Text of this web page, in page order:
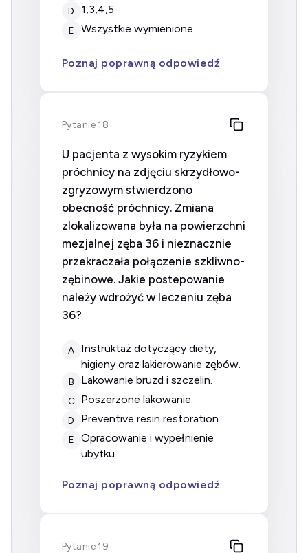
D 1,3,4,5
E wszystkie wymienione.
Poznaj poprawną odpowiedź
Pytanie 18
U pacjenta z wysokim ryzykiem
próchnicy na zdjęciu skrzydłowo-
zgryzowym stwierdzono
obecność próchnicy. Zmiana
zlokalizowana była na powierzchni
mezjalnej zęba 36 i nieznacznie
przekraczała połączenie szkliwno-
zębinowe. Jakie postepowanie
należy wdrożyć w leczeniu zęba
36?
A
instruktaż dotyczący diety,
higieny oraz lakierowanie zębów.
B lakowanie bruzd i szczelin.
C poszerzone lakowanie.
D preventive resin restoration.
E
opracowanie i wypełnienie
ubytku.
Poznaj poprawną odpowiedź
Pytanie 19